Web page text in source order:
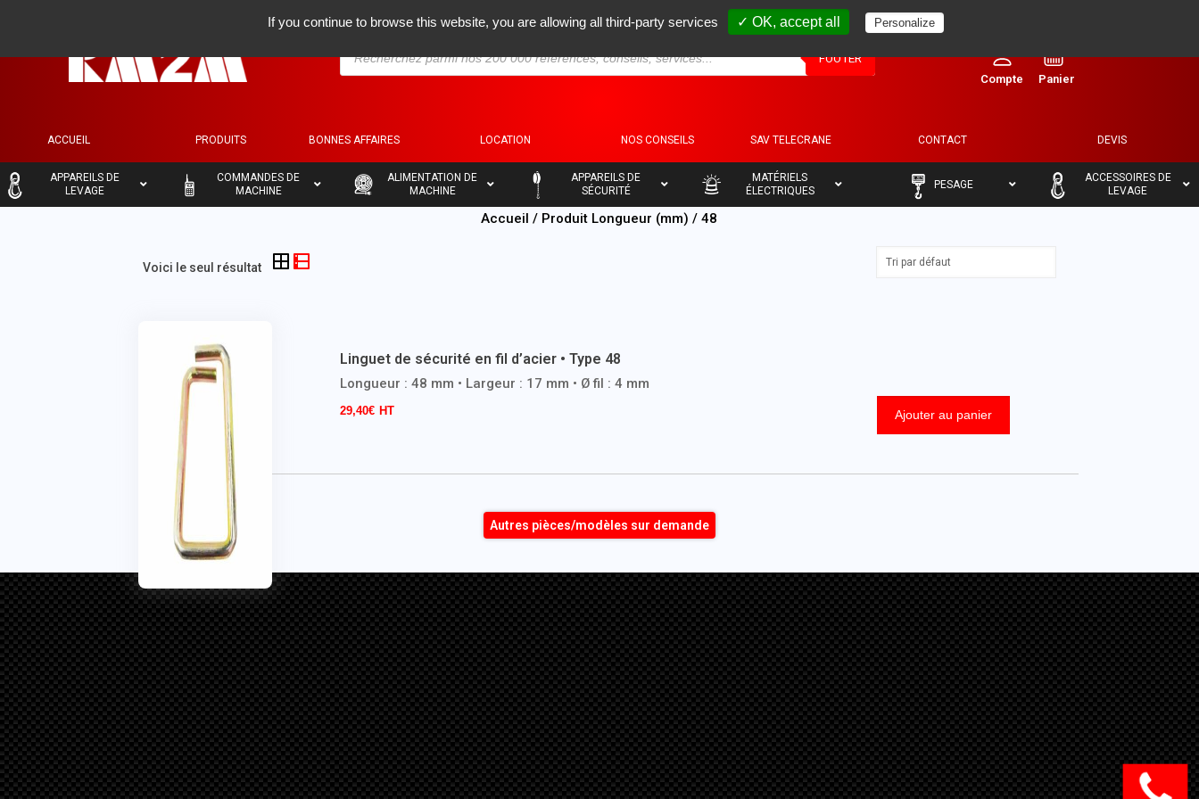
FOOTER
ACCUEIL
– PRODUITS
– BONNES AFFAIRES
– LOCATION
– NOS CONSEILS SAV TELECRANE
– CONTACT
– DEVIS
–
APPAREILS DE
LEVAGE
COMMANDES DE
MACHINE
ALIMENTATION DE
MACHINE
APPAREILS DE
SÉCURITÉ
MATÉRIELS
ÉLECTRIQUES
PESAGE
ACCESSOIRES DE
LEVAGE
Accueil / Produit Longueur (mm) / 48
Voici le seul résultat
Linguet de sécurité en fil d’acier • Type 48
Longueur : 48 mm • Largeur : 17 mm • Ø fil : 4 mm
29,40€ Ajouter au panier
Autres pièces/modèles sur demande
If you continue to browse this website, you are allowing all third-party services ✓ OK, accept all Personalize